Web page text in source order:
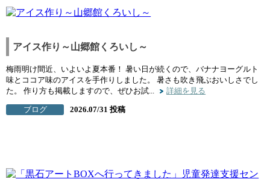
アイス作り～山郷館くろいし～
梅雨明け間近、いよいよ夏本番！ 暑い日が続くので、バナナヨーグルト
味とココア味のアイスを手作りしました。 暑さも吹き飛ぶおいしさでし
た。 作り方も掲載しますので、ぜひお試...
詳細を見る
ブログ 2026.07/31 投稿